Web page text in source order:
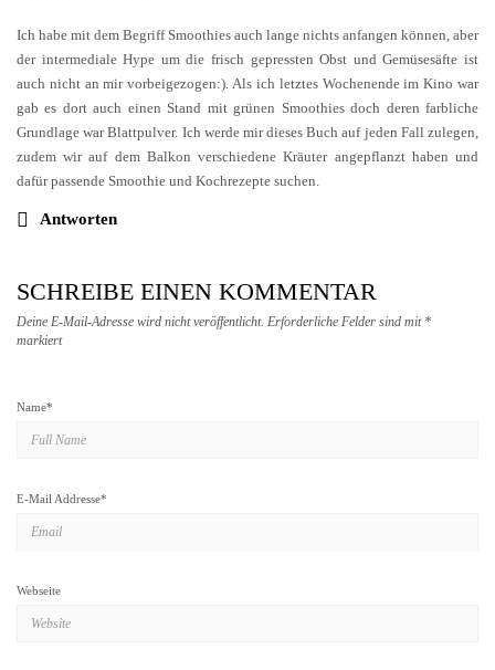
Ich habe mit dem Begriff Smoothies auch lange nichts anfangen können, aber
der intermediale Hype um die frisch gepressten Obst und Gemüsesäfte ist
auch nicht an mir vorbeigezogen:). Als ich letztes Wochenende im Kino war
gab es dort auch einen Stand mit grünen Smoothies doch deren farbliche
Grundlage war Blattpulver. Ich werde mir dieses Buch auf jeden Fall zulegen,
zudem wir auf dem Balkon verschiedene Kräuter angepflanzt haben und
dafür passende Smoothie und Kochrezepte suchen.
Antworten
SCHREIBE EINEN KOMMENTAR
Deine E-Mail-Adresse wird nicht veröffentlicht. Erforderliche Felder sind mit *
markiert
Name*
E-Mail Addresse*
Webseite